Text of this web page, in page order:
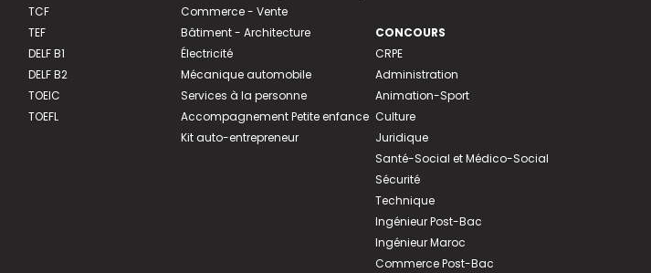
TCF
TEF
DELF B1
DELF B2
TOEIC
TOEFL
Commerce - Vente
Bâtiment - Architecture
Électricité
Mécanique automobile
Services à la personne
Accompagnement Petite enfance
Kit auto-entrepreneur
CONCOURS
CRPE
Administration
Animation-Sport
Culture
Juridique
Santé-Social et Médico-Social
Sécurité
Technique
Ingénieur Post-Bac
Ingénieur Maroc
Commerce Post-Bac